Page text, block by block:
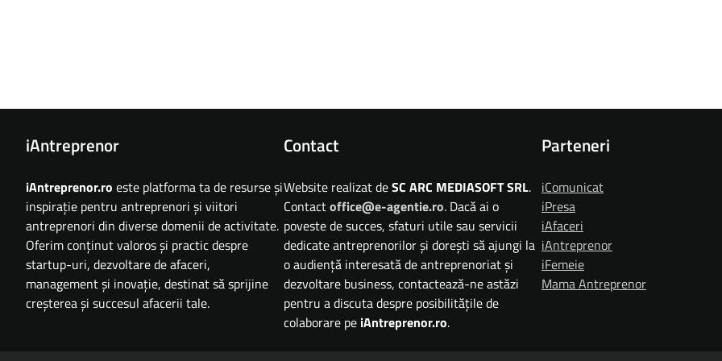
iAntreprenor
iAntreprenor.ro este platforma ta de resurse și
inspirație pentru antreprenori și viitori
antreprenori din diverse domenii de activitate.
Oferim conținut valoros și practic despre
startup-uri, dezvoltare de afaceri,
management și inovație, destinat să sprijine
creșterea și succesul afacerii tale.
Contact
Website realizat deSC ARC MEDIASOFT SRL.
Contactoffice@e-agentie.ro. Dacă ai o
poveste de succes, sfaturi utile sau servicii
dedicate antreprenorilor și dorești să ajungi la
o audiență interesată de antreprenoriat și
dezvoltare business, contactează-ne astăzi
pentru a discuta despre posibilitățile de
colaborare pe iAntreprenor.ro.
Parteneri
iComunicat
iPresa
iAfaceri
iAntreprenor
iFemeie
Mama Antreprenor